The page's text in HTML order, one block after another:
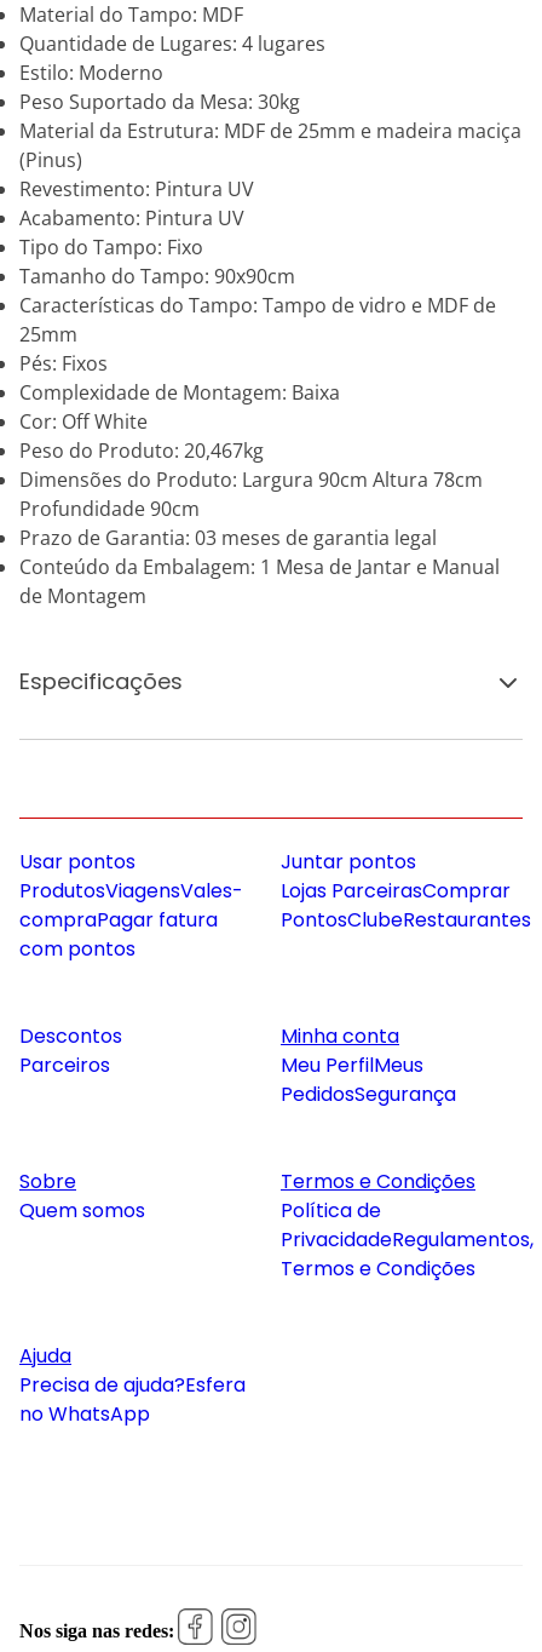
Material do Tampo: MDF
Quantidade de Lugares: 4 lugares
Estilo: Moderno
Peso Suportado da Mesa: 30kg
Material da Estrutura: MDF de 25mm e madeira maciça
(Pinus)
Revestimento: Pintura UV
Acabamento: Pintura UV
Tipo do Tampo: Fixo
Tamanho do Tampo: 90x90cm
Características do Tampo: Tampo de vidro e MDF de
25mm
Pés: Fixos
Complexidade de Montagem: Baixa
Cor: Off White
Peso do Produto: 20,467kg
Dimensões do Produto: Largura 90cm Altura 78cm
Profundidade 90cm
Prazo de Garantia: 03 meses de garantia legal
Conteúdo da Embalagem: 1 Mesa de Jantar e Manual
de Montagem
Especificações
Usar pontos
ProdutosViagensVales-
compraPagar fatura
com pontos
Juntar pontos
Lojas ParceirasComprar
PontosClubeRestaurantes
Descontos
Parceiros
Minha conta
Meu PerfilMeus
PedidosSegurança
Sobre
Quem somos
Termos e Condições
Política de
PrivacidadeRegulamentos,
Termos e Condições
Ajuda
Precisa de ajuda?Esfera
no WhatsApp
Nos siga nas redes: